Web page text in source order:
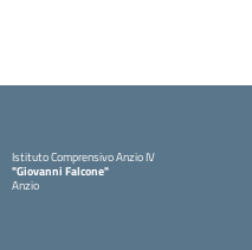
Istituto Comprensivo Anzio IV
"Giovanni Falcone"
Anzio